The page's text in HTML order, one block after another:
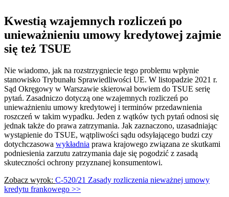
Kwestią wzajemnych rozliczeń po
unieważnieniu umowy kredytowej zajmie
się też TSUE
Nie wiadomo, jak na rozstrzygniecie tego problemu wpłynie
stanowisko Trybunału Sprawiedliwości UE. W listopadzie 2021 r.
Sąd Okręgowy w Warszawie skierował bowiem do TSUE serię
pytań. Zasadniczo dotyczą one wzajemnych rozliczeń po
unieważnieniu umowy kredytowej i terminów przedawnienia
roszczeń w takim wypadku. Jeden z wątków tych pytań odnosi się
jednak także do prawa zatrzymania. Jak zaznaczono, uzasadniając
wystąpienie do TSUE, wątpliwości sądu odsyłającego budzi czy
dotychczasowa wykładnia prawa krajowego związana ze skutkami
podniesienia zarzutu zatrzymania daje się pogodzić z zasadą
skuteczności ochrony przyznanej konsumentowi.
Zobacz wyrok: C-520/21 Zasady rozliczenia nieważnej umowy
kredytu frankowego >>